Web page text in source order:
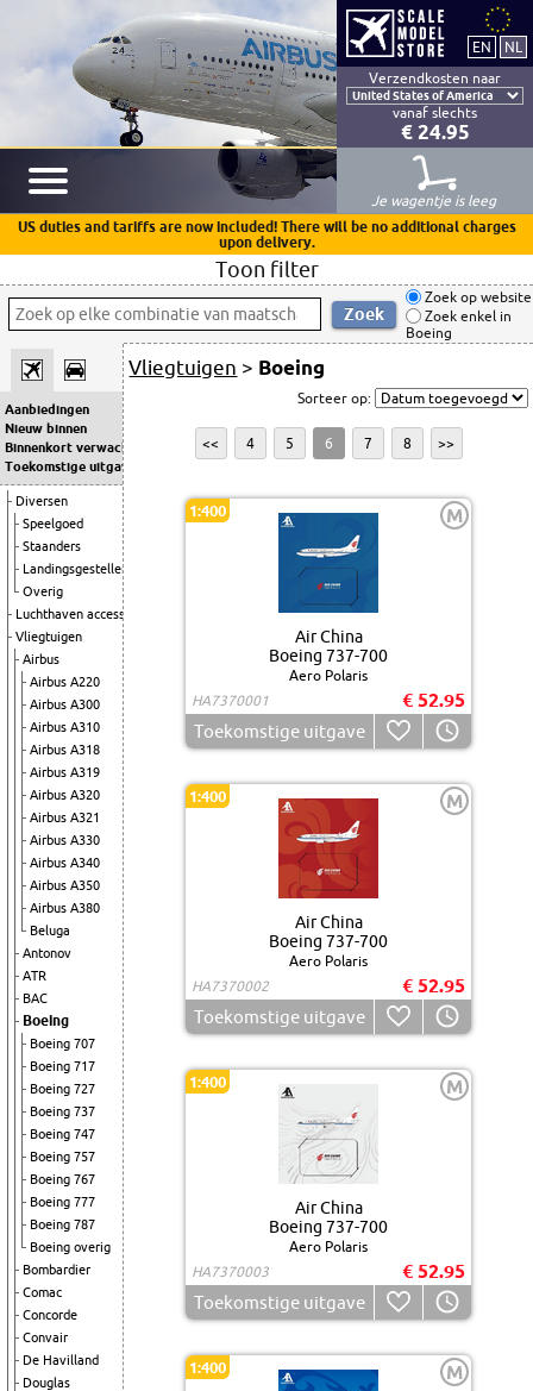
Verzendkosten naar
vanaf slechts
€ 24.95
Je wagentje is leeg
US duties and tariffs are now included! There will be no additional charges
upon delivery.
Toon filter
Zoek op website
Zoek enkel in
Boeing
Aanbiedingen
Nieuw binnen
Binnenkort verwacht
Toekomstige uitgaven
Diversen
Speelgoed
Staanders
Landingsgestellen
Overig
Luchthaven accessoires
Vliegtuigen
Airbus
Airbus A220
Airbus A300
Airbus A310
Airbus A318
Airbus A319
Airbus A320
Airbus A321
Airbus A330
Airbus A340
Airbus A350
Airbus A380
Beluga
Antonov
ATR
BAC
Boeing
Boeing 707
Boeing 717
Boeing 727
Boeing 737
Boeing 747
Boeing 757
Boeing 767
Boeing 777
Boeing 787
Boeing overig
Bombardier
Comac
Concorde
Convair
De Havilland
Douglas
Vliegtuigen > Boeing
Sorteer op:
<< 4 5 6 7 8 >>
1:400 M
Air China
Boeing 737-700
Aero Polaris
HA7370001
€ 52.95
Toekomstige uitgave
1:400 M
Air China
Boeing 737-700
Aero Polaris
HA7370002
€ 52.95
Toekomstige uitgave
1:400 M
Air China
Boeing 737-700
Aero Polaris
HA7370003
€ 52.95
Toekomstige uitgave
1:400 M